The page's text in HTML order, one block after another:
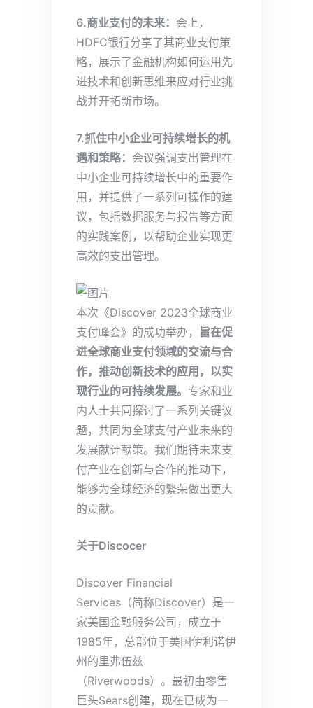
6.商业支付的未来： 会上，
HDFC银行分享了其商业支付策
略，展示了金融机构如何运用先
进技术和创新思维来应对行业挑
战并开拓新市场。
7.抓住中小企业可持续增长的机
遇和策略： 会议强调支出管理在
中小企业可持续增长中的重要作
用，并提供了一系列可操作的建
议，包括数据服务与报告等方面
的实践案例，以帮助企业实现更
高效的支出管理。
本次《Discover 2023全球商业
支付峰会》的成功举办， 旨在促
进全球商业支付领域的交流与合
作，推动创新技术的应用，以实
现行业的可持续发展。 专家和业
内人士共同探讨了一系列关键议
题，共同为全球支付产业未来的
发展献计献策。我们期待未来支
付产业在创新与合作的推动下，
能够为全球经济的繁荣做出更大
的贡献。
关于Discocer
Discover Financial
Services（简称Discover）是一
家美国金融服务公司，成立于
1985年，总部位于美国伊利诺伊
州的里弗伍兹
（Riverwoods）。最初由零售
巨头Sears创建，现在已成为一